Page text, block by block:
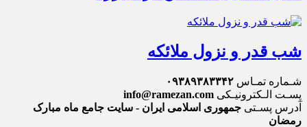
شب قدر و نزول ملائکه
شـماره تمـاس ۰۹۳۸۹۳۸۳۳۴۲
پسـت الـکترونیـکی info@ramezan.com
آدرس پسـتی جمهوری اسلامی ایران - سایت جامع ماه مبارک
رمضان